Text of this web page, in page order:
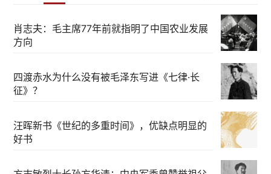
肖志夫：毛主席77年前就指明了中国农业发展
方向
四渡赤水为什么没有被毛泽东写进《七律·长
征》？
汪晖新书《世纪的多重时间》，优缺点明显的
好书